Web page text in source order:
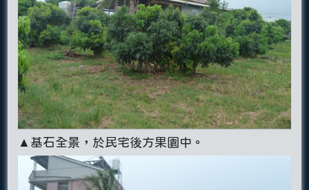
▲基石全景，於民宅後方果園中。